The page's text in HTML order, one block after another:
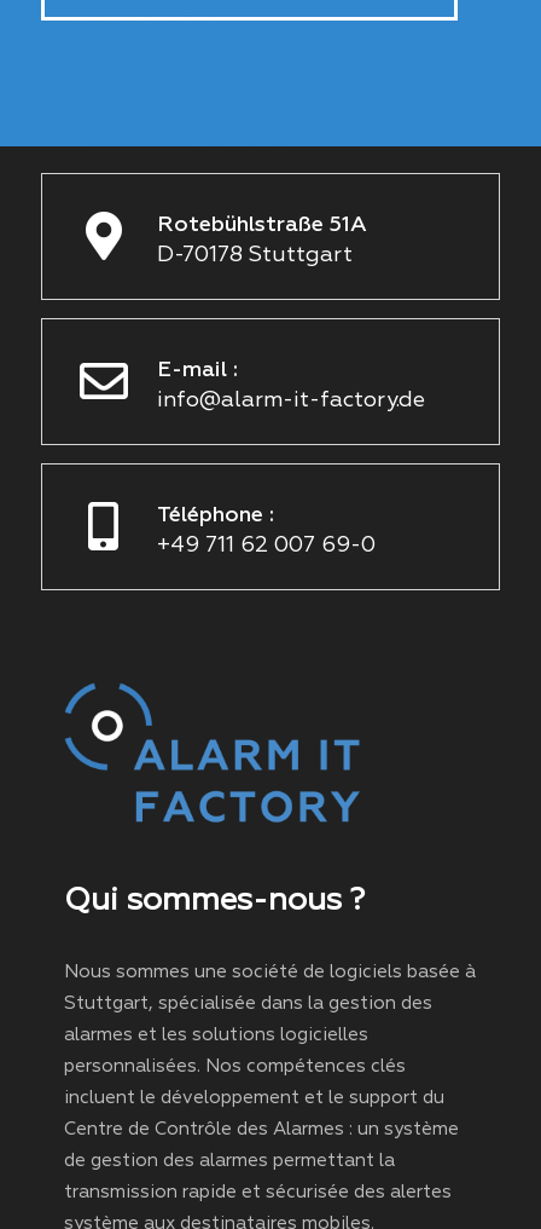
Rotebühlstraße 51A
D-70178 Stuttgart
E-mail :
info@alarm-it-factory.de
Téléphone :
+49 711 62 007 69-0
Qui sommes-nous ?
Nous sommes une société de logiciels basée à
Stuttgart, spécialisée dans la gestion des
alarmes et les solutions logicielles
personnalisées. Nos compétences clés
incluent le développement et le support du
Centre de Contrôle des Alarmes : un système
de gestion des alarmes permettant la
transmission rapide et sécurisée des alertes
système aux destinataires mobiles.